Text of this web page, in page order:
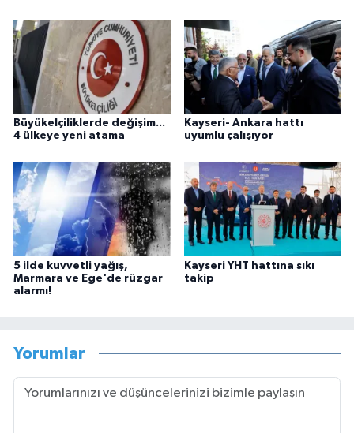
Büyükelçiliklerde değişim...
4 ülkeye yeni atama
Kayseri- Ankara hattı
uyumlu çalışıyor
5 ilde kuvvetli yağış,
Marmara ve Ege'de rüzgar
alarmı!
Kayseri YHT hattına sıkı
takip
Yorumlar